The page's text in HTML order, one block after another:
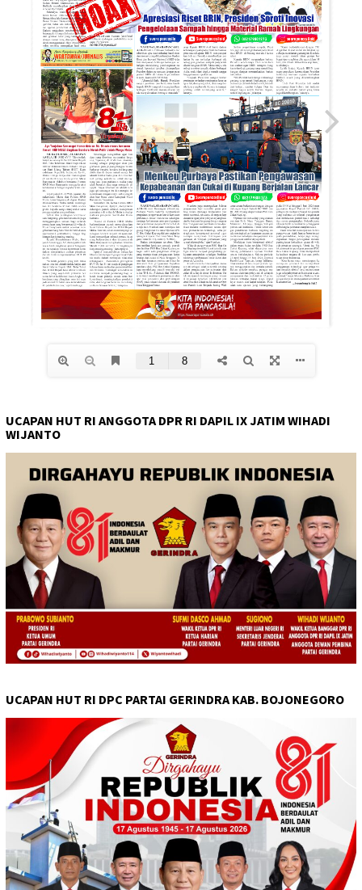
UCAPAN HUT RI ANGGOTA DPR RI DAPIL IX JATIM WIHADI
WIJANTO
UCAPAN HUT RI DPC PARTAI GERINDRA KAB. BOJONEGORO